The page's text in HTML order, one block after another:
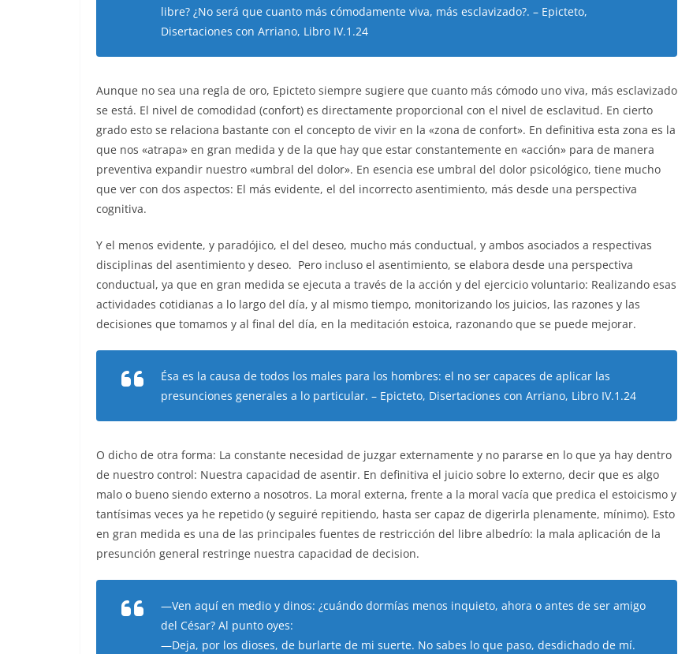
libre? ¿No será que cuanto más cómodamente viva, más esclavizado?. – Epicteto,
Disertaciones con Arriano, Libro IV.1.24
Aunque no sea una regla de oro, Epicteto siempre sugiere que cuanto más cómodo uno viva, más esclavizado
se está. El nivel de comodidad (confort) es directamente proporcional con el nivel de esclavitud. En cierto
grado esto se relaciona bastante con el concepto de vivir en la «zona de confort». En definitiva esta zona es la
que nos «atrapa» en gran medida y de la que hay que estar constantemente en «acción» para de manera
preventiva expandir nuestro «umbral del dolor». En esencia ese umbral del dolor psicológico, tiene mucho
que ver con dos aspectos: El más evidente, el del incorrecto asentimiento, más desde una perspectiva
cognitiva.
Y el menos evidente, y paradójico, el del deseo, mucho más conductual, y ambos asociados a respectivas
disciplinas del asentimiento y deseo. Pero incluso el asentimiento, se elabora desde una perspectiva
conductual, ya que en gran medida se ejecuta a través de la acción y del ejercicio voluntario: Realizando esas
actividades cotidianas a lo largo del día, y al mismo tiempo, monitorizando los juicios, las razones y las
decisiones que tomamos y al final del día, en la meditación estoica, razonando que se puede mejorar.
Ésa es la causa de todos los males para los hombres: el no ser capaces de aplicar las
presunciones generales a lo particular. – Epicteto, Disertaciones con Arriano, Libro IV.1.24
O dicho de otra forma: La constante necesidad de juzgar externamente y no pararse en lo que ya hay dentro
de nuestro control: Nuestra capacidad de asentir. En definitiva el juicio sobre lo externo, decir que es algo
malo o bueno siendo externo a nosotros. La moral externa, frente a la moral vacía que predica el estoicismo y
tantísimas veces ya he repetido (y seguiré repitiendo, hasta ser capaz de digerirla plenamente, mínimo). Esto
en gran medida es una de las principales fuentes de restricción del libre albedrío: la mala aplicación de la
presunción general restringe nuestra capacidad de decision.
—Ven aquí en medio y dinos: ¿cuándo dormías menos inquieto, ahora o antes de ser amigo
del César? Al punto oyes:
—Deja, por los dioses, de burlarte de mi suerte. No sabes lo que paso, desdichado de mí.